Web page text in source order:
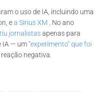
o uso de IA, incluindo uma
ea Sirius XM . No ano
jornalistasapenas para
IA — um“experimento” que foi
negativa.